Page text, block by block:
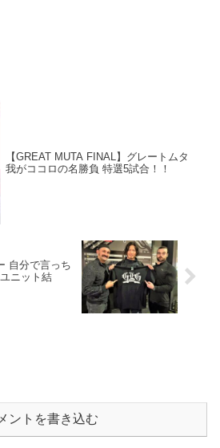
【GREAT MUTA FINAL】グレートムタ
我がココロの名勝負 特選5試合！！
自分で言っち
ニット結
ントを書き込む